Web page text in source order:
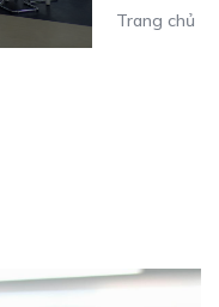
Trang chủ